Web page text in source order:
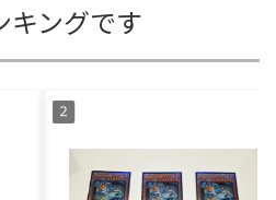
キングです